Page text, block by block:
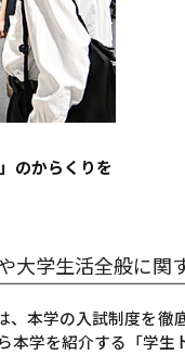
のからくりを
大学生活全般に関
本学の入試制度を
本学を紹介する「学